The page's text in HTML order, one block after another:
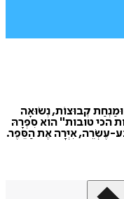
וּמַנְחַת קְבוּצוֹת, נְשׂוּאָה
הכי טובות" הוא סִפְרָהּ
עֶשְׂרֵה, אִיְּרָה אֶת הַסֵּפֶר.